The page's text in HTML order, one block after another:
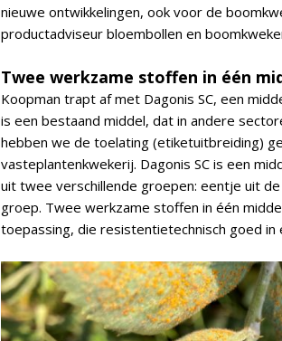
nieuwe ontwikkelingen, ook voor de
productadviseur bloembollen en
Twee werkzame stoffen in één
Koopman trapt af met Dagonis SC, een
is een bestaand middel, dat in andere
hebben we de toelating (etiketuitbreiding)
vasteplantenkwekerij. Dagonis SC is een
uit twee verschillende groepen: eentje uit
groep. Twee werkzame stoffen in één
toepassing, die resistentietechnisch goed in